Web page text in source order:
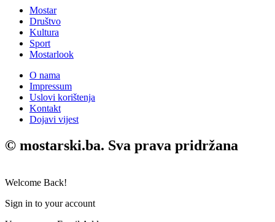
Mostar
Društvo
Kultura
Sport
Mostarlook
O nama
Impressum
Uslovi korištenja
Kontakt
Dojavi vijest
© mostarski.ba. Sva prava pridržana
Welcome Back!
Sign in to your account